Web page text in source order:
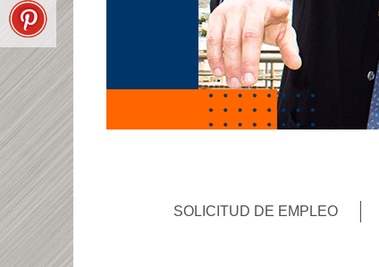
SOLICITUD DE EMPLEO